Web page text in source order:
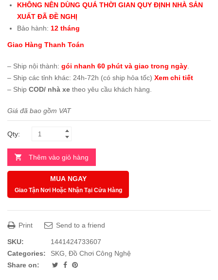
KHÔNG NÊN DÙNG QUÁ THỜI GIAN QUY ĐỊNH NHÀ SẢN
XUẤT ĐÃ ĐỀ NGHỊ
Bảo hành: 12 tháng
Giao Hàng Thanh Toán
– Ship nội thành: gói nhanh 60 phút và giao trong ngày
– Ship các tỉnh khác: 24h-72h (có ship hỏa tốc) Xem chi tiết
– Ship COD/ nhà xe theo yêu cầu khách hàng.
Giá đã bao gồm VAT
Qty:
Thêm vào giỏ hàng
MUA NGAY
Giao Tận Nơi Hoặc Nhận Tại Cửa Hàng
Print Send to a friend
SKU:
1441424733607
Categories:
SKG, Đồ Chơi Công Nghệ
Share on: